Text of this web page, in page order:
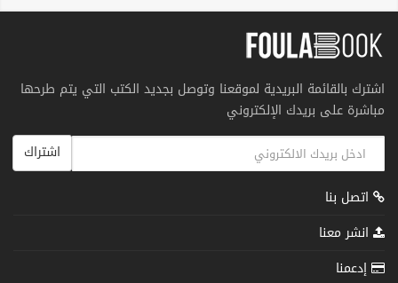
اشترك بالقائمة البريدية لموقعنا وتوصل بجديد الكتب التي يتم طرحها
مباشرة على بريدك الإلكتروني
اشتراك
اتصل بنا
انشر معنا
إدعمنا